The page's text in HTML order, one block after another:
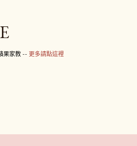
果家教 -- 更多請點這裡